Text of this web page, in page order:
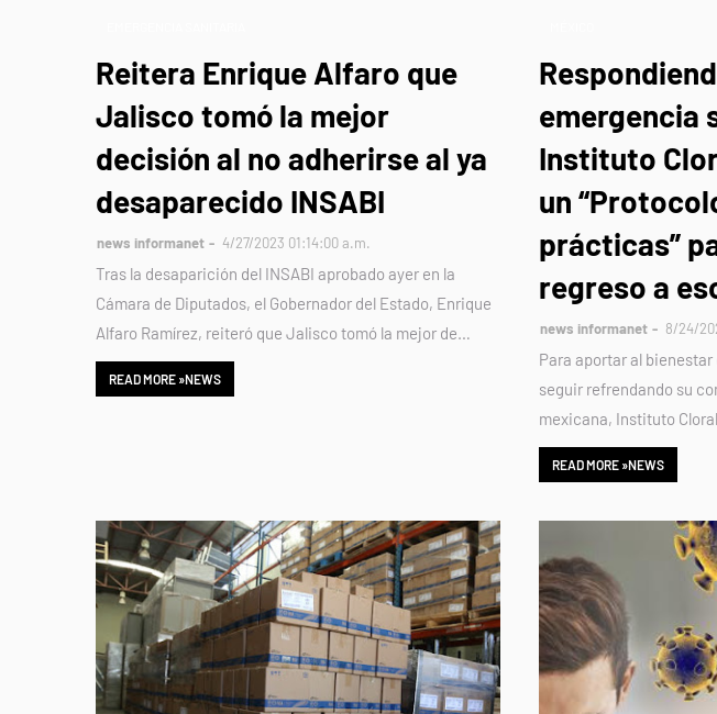
Reitera Enrique Alfaro que
Jalisco tomó la mejor
decisión al no adherirse al ya
desaparecido INSABI
news informanet 4/27/2023 01:14:00 a.m.
Tras la desaparición del INSABI aprobado ayer en la
Cámara de Diputados, el Gobernador del Estado, Enrique
Alfaro Ramírez, reiteró que Jalisco tomó la mejor de…
READ MORE »NEWS
emergencia
Instituto
un
prácticas”
regreso a
news informanet 8/24/
Para aportar al
seguir refrendando su
mexicana, Instituto
READ MORE »NEWS